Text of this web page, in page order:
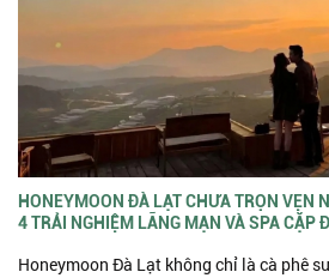
HONEYMOON ĐÀ LẠT CHƯA TRỌN VẸN
4 TRẢI NGHIỆM LÃNG MẠN VÀ SPA CẶP
Honeymoon Đà Lạt không chỉ là cà phê